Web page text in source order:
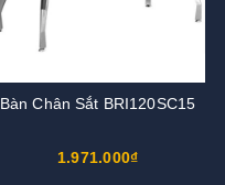
Bàn Chân Sắt BRI120SC15
1.971.000₫